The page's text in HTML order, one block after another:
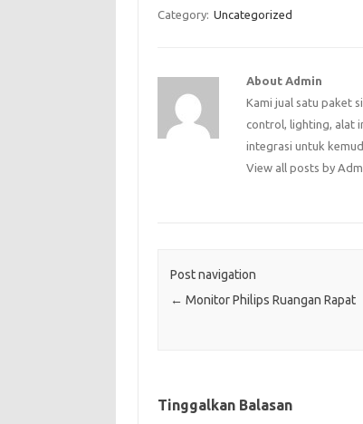
Category: Uncategorized
About Admin
Kami jual satu paket
control, lighting, alat
integrasi untuk
View all posts by
Post navigation
← Monitor Philips Ruangan Rapat
Tinggalkan Balasan